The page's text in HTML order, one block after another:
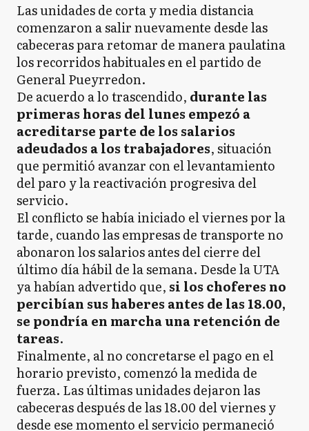
Las unidades de corta y media distancia
comenzaron a salir nuevamente desde las
cabeceras para retomar de manera paulatina
los recorridos habituales en el partido de
General Pueyrredon.
De acuerdo a lo trascendido, durante las
primeras horas del lunes empezó a
acreditarse parte de los salarios
adeudados a los trabajadores, situación
que permitió avanzar con el levantamiento
del paro y la reactivación progresiva del
servicio.
El conflicto se había iniciado el viernes por la
tarde, cuando las empresas de transporte no
abonaron los salarios antes del cierre del
último día hábil de la semana. Desde la UTA
ya habían advertido que, si los choferes no
percibían sus haberes antes de las 18.00,
se pondría en marcha una retención de
tareas.
Finalmente, al no concretarse el pago en el
horario previsto, comenzó la medida de
fuerza. Las últimas unidades dejaron las
cabeceras después de las 18.00 del viernes y
desde ese momento el servicio permaneció